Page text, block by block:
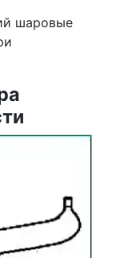
шаровые